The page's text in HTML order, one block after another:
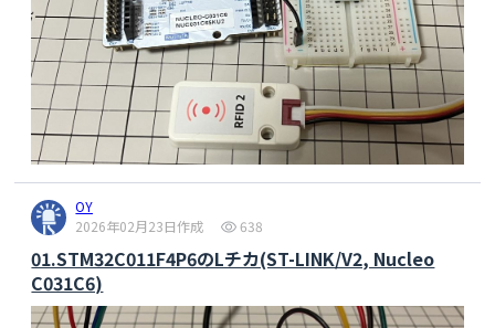
OY
2026年02月23日作成
638
01.STM32C011F4P6のLチカ(ST-LINK/V2, Nucleo
C031C6)